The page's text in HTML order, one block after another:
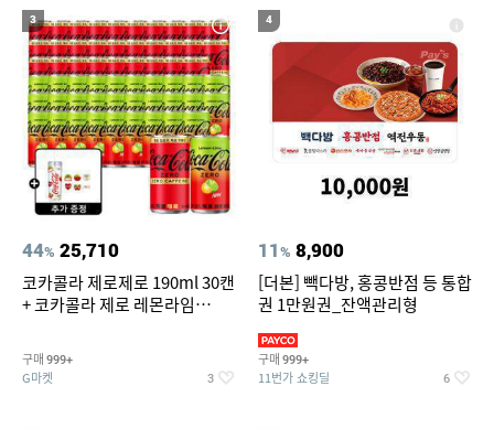
3
44% 25,710
코카콜라 제로제로 190ml 30캔
+ 코카콜라 제로 레몬라임
티커 세트
구매 999+
G마켓 3
4
11% 8,900
[더본] 빽다방, 홍콩반점 등 통합
권 1만원권_잔액관리형
구매 999+
11번가 쇼킹딜 6